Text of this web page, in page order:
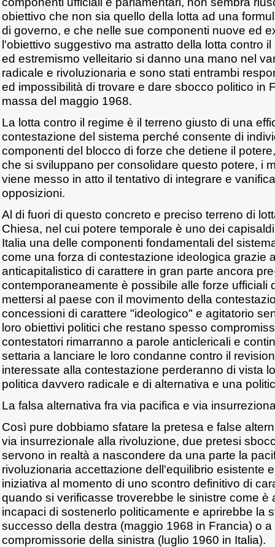
obiettivo che non sia quello della lotta ad una
di governo, e che nelle sue componenti nuove ed
l'obiettivo suggestivo ma astratto della lotta contro
ed estremismo velleitario si danno una mano nel
radicale e rivoluzionaria e sono stati entrambi
ed impossibilità di trovare e dare sbocco politico in
massa del maggio 1968.
La lotta contro il regime è il terreno giusto di una
contestazione del sistema perché consente di
componenti del blocco di forze che detiene il
che si sviluppano per consolidare questo potere, i
viene messo in atto il tentativo di integrare e
opposizioni.
Al di fuori di questo concreto e preciso terreno di
Chiesa, nel cui potere temporale è uno dei
Italia una delle componenti fondamentali del
come una forza di contestazione ideologica grazie
anticapitalistico di carattere in gran parte ancora
contemporaneamente è possibile alle forze ufficiali
mettersi al paese con il movimento della
concessioni di carattere "ideologico" e agitatorio
loro obiettivi politici che restano spesso
contestatori rimarranno a parole anticlericali e
settaria a lanciare le loro condanne contro il
interessate alla contestazione perderanno di vista
politica davvero radicale e di alternativa e una
La falsa alternativa fra via pacifica e via
Così pure dobbiamo sfatare la pretesa e false
via insurrezionale alla rivoluzione, due pretesi
servono in realtà a nascondere da una parte la
rivoluzionaria accettazione dell'equilibrio esistente
iniziativa al momento di uno scontro definitivo di
quando si verificasse troverebbe le sinistre come è
incapaci di sostenerlo politicamente e aprirebbe la
successo della destra (maggio 1968 in Francia) o
compromissorie della sinistra (luglio 1960 in Italia).